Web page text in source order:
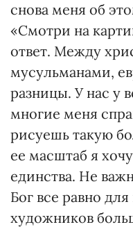
снова меня об
«Смотри на
ответ. Между
мусульманами,
разницы. У нас у
многие меня
рисуешь такую
ее масштаб я
единства. Не
Бог все равно
художников